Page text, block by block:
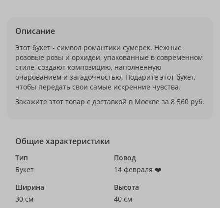
Описание
Этот букет - символ романтики сумерек. Нежные
розовые розы и орхидеи, упакованные в современном
стиле, создают композицию, наполненную
очарованием и загадочностью. Подарите этот букет,
чтобы передать свои самые искренние чувства.
Закажите этот товар с доставкой в Москве за 8 560 руб.
Общие характеристики
Тип
Букет
Повод
14 февраля ❤️
Ширина
30 см
Высота
40 см